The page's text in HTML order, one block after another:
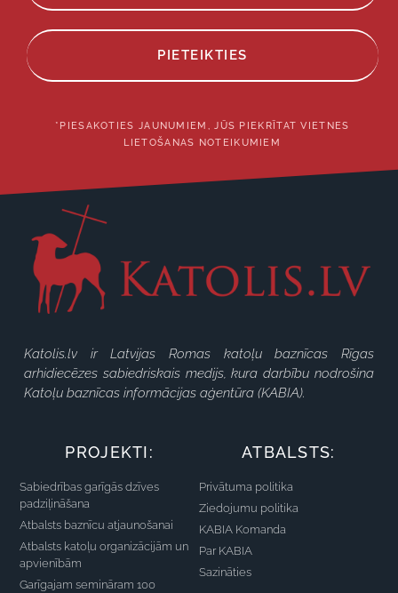
PIETEIKTIES
*PIESAKOTIES JAUNUMIEM, JŪS PIEKRĪTAT VIETNES
LIETOŠANAS NOTEIKUMIEM
Katolis.lv ir Latvijas Romas katoļu baznīcas Rīgas
arhidiecēzes sabiedriskais medijs, kura darbību nodrošina
Katoļu baznīcas informācijas aģentūra (KABIA).
PROJEKTI:
Sabiedrības garīgās dzīves
padziļināšana
Atbalsts baznīcu atjaunošanai
Atbalsts katoļu organizācijām un
apvienībām
Garīgajam semināram 100
ATBALSTS:
Privātuma politika
Ziedojumu politika
KABIA Komanda
Par KABIA
Sazināties